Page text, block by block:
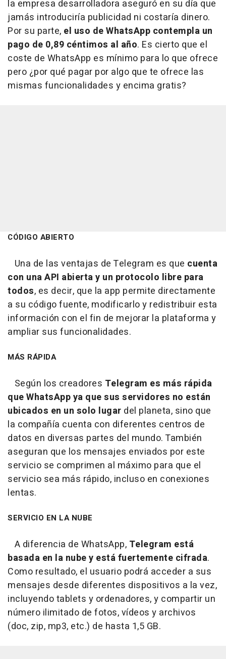
la empresa desarrolladora aseguró en su día que
jamás introduciría publicidad ni costaría dinero.
Por su parte, el uso de WhatsApp contempla un
pago de 0,89 céntimos al año. Es cierto que el
coste de WhatsApp es mínimo para lo que ofrece
pero ¿por qué pagar por algo que te ofrece las
mismas funcionalidades y encima gratis?
CÓDIGO ABIERTO
Una de las ventajas de Telegram es que cuenta
con una API abierta y un protocolo libre para
todos, es decir, que la app permite directamente
a su código fuente, modificarlo y redistribuir esta
información con el fin de mejorar la plataforma y
ampliar sus funcionalidades.
MÁS RÁPIDA
Según los creadores Telegram es más rápida
que WhatsApp ya que sus servidores no están
ubicados en un solo lugar del planeta, sino que
la compañía cuenta con diferentes centros de
datos en diversas partes del mundo. También
aseguran que los mensajes enviados por este
servicio se comprimen al máximo para que el
servicio sea más rápido, incluso en conexiones
lentas.
SERVICIO EN LA NUBE
A diferencia de WhatsApp, Telegram está
basada en la nube y está fuertemente cifrada.
Como resultado, el usuario podrá acceder a sus
mensajes desde diferentes dispositivos a la vez,
incluyendo tablets y ordenadores, y compartir un
número ilimitado de fotos, vídeos y archivos
(doc, zip, mp3, etc.) de hasta 1,5 GB.